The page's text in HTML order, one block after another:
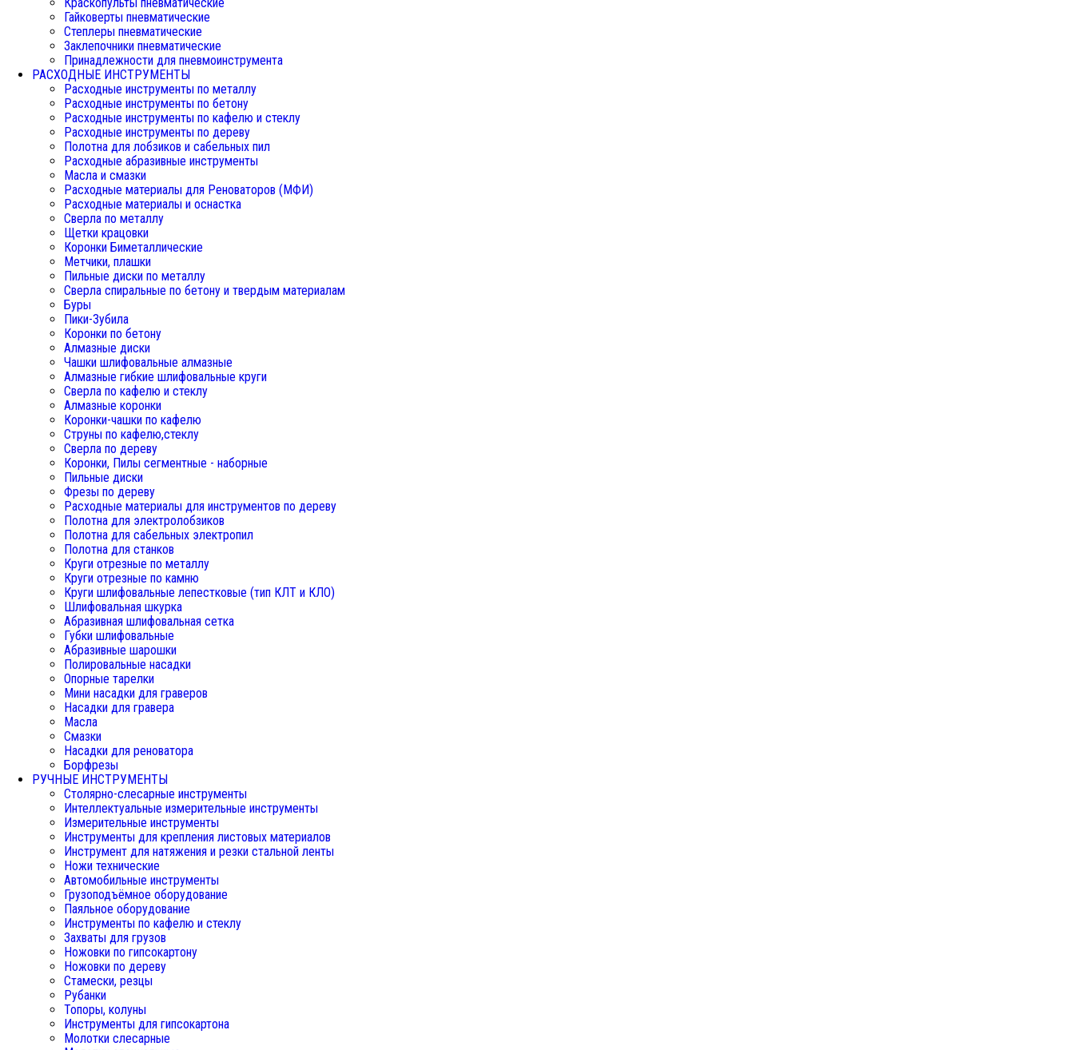
Гайковерты пневматические
Степлеры пневматические
Заклепочники пневматические
Принадлежности для пневмоинструмента
РАСХОДНЫЕ ИНСТРУМЕНТЫ
Расходные инструменты по металлу
Расходные инструменты по бетону
Расходные инструменты по кафелю и стеклу
Расходные инструменты по дереву
Полотна для лобзиков и сабельных пил
Расходные абразивные инструменты
Масла и смазки
Расходные материалы для Реноваторов (МФИ)
Расходные материалы и оснастка
Сверла по металлу
Щетки крацовки
Коронки Биметаллические
Метчики, плашки
Пильные диски по металлу
Сверла спиральные по бетону и твердым материалам
Буры
Пики-Зубила
Коронки по бетону
Алмазные диски
Чашки шлифовальные алмазные
Алмазные гибкие шлифовальные круги
Сверла по кафелю и стеклу
Алмазные коронки
Коронки-чашки по кафелю
Струны по кафелю,стеклу
Сверла по дереву
Коронки, Пилы сегментные - наборные
Пильные диски
Фрезы по дереву
Расходные материалы для инструментов по дереву
Полотна для электролобзиков
Полотна для сабельных электропил
Полотна для станков
Круги отрезные по металлу
Круги отрезные по камню
Круги шлифовальные лепестковые (тип КЛТ и КЛО)
Шлифовальная шкурка
Абразивная шлифовальная сетка
Губки шлифовальные
Абразивные шарошки
Полировальные насадки
Опорные тарелки
Мини насадки для граверов
Насадки для гравера
Масла
Смазки
Насадки для реноватора
Борфрезы
РУЧНЫЕ ИНСТРУМЕНТЫ
Столярно-слесарные инструменты
Интеллектуальные измерительные инструменты
Измерительные инструменты
Инструменты для крепления листовых материалов
Инструмент для натяжения и резки стальной ленты
Ножи технические
Автомобильные инструменты
Грузоподъёмное оборудование
Паяльное оборудование
Инструменты по кафелю и стеклу
Захваты для грузов
Ножовки по гипсокартону
Ножовки по дереву
Стамески, резцы
Рубанки
Топоры, колуны
Инструменты для гипсокартона
Молотки слесарные